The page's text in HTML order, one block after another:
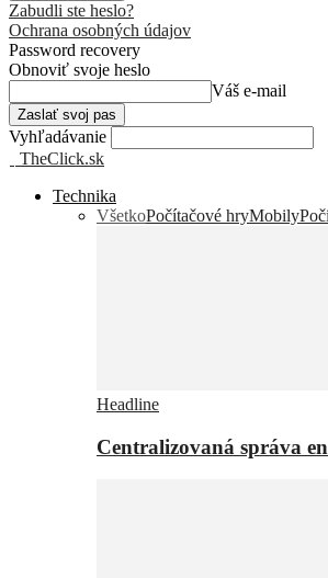
Zabudli ste heslo?
Ochrana osobných údajov
Password recovery
Obnoviť svoje heslo
Váš e-mail
Vyhľadávanie
TheClick.sk
Technika
VšetkoPočítačové hryMobily
Headline
Centralizovaná správa